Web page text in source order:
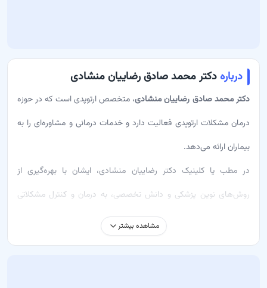
درباره دکتر محمد صادق رضاییان منشادی
دکتر محمد صادق رضاییان منشادی، متخصص ارتوپدی است که در حوزه
درمان مشکلات ارتوپدی فعالیت دارد و خدمات درمانی و مشاوره‌ای را به
بیماران ارائه می‌دهد.
در مطب یا کلینیک دکتر رضاییان منشادی، ایشان با بهره‌گیری از
روش‌های نوین پزشکی و دانش تخصصی، به درمان و کنترل مشکلاتی
مانند آسیب‌های ارتوپدی، زخم‌های تصادفی و نیاز به آتل بندی می‌پردازد.
خدماتی که دکتر محمد صادق رضاییان منشادی ارائه می‌دهد شامل:
مشاهده بیشتر